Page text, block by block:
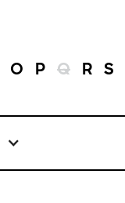
O P Q R S